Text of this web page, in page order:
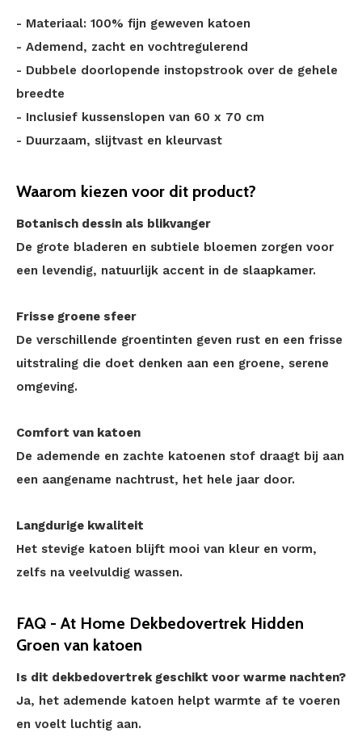
- Materiaal: 100% fijn geweven katoen
- Ademend, zacht en vochtregulerend
- Dubbele doorlopende instopstrook over de gehele
breedte
- Inclusief kussenslopen van 60 x 70 cm
- Duurzaam, slijtvast en kleurvast
Waarom kiezen voor dit product?
Botanisch dessin als blikvanger
De grote bladeren en subtiele bloemen zorgen voor
een levendig, natuurlijk accent in de slaapkamer.
Frisse groene sfeer
De verschillende groentinten geven rust en een frisse
uitstraling die doet denken aan een groene, serene
omgeving.
Comfort van katoen
De ademende en zachte katoenen stof draagt bij aan
een aangename nachtrust, het hele jaar door.
Langdurige kwaliteit
Het stevige katoen blijft mooi van kleur en vorm,
zelfs na veelvuldig wassen.
FAQ - At Home Dekbedovertrek Hidden
Groen van katoen
Is dit dekbedovertrek geschikt voor warme nachten?
Ja, het ademende katoen helpt warmte af te voeren
en voelt luchtig aan.